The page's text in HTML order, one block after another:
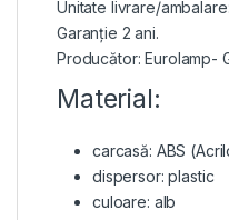
Unitate livrare/
Garanție 2 ani.
Producător: Eurolamp-
Material:
carcasă: ABS
dispersor: plastic
culoare: alb